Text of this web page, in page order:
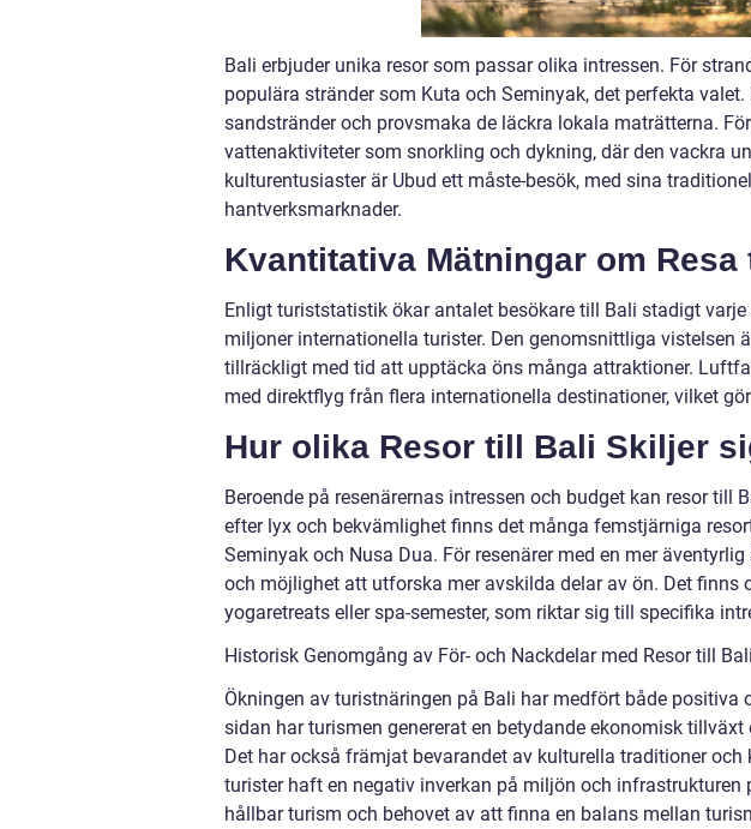
Bali erbjuder unika resor som passar olika intressen. För
populära stränder som Kuta och Seminyak, det perfekta
sandstränder och provsmaka de läckra lokala maträtterna.
vattenaktiviteter som snorkling och dykning, där den vackra
kulturentusiaster är Ubud ett måste-besök, med sina
hantverksmarknader.
Kvantitativa Mätningar om Resa
Enligt turiststatistik ökar antalet besökare till Bali stadigt varje
miljoner internationella turister. Den genomsnittliga vistelsen
tillräckligt med tid att upptäcka öns många attraktioner.
med direktflyg från flera internationella destinationer, vilket
Hur olika Resor till Bali Skiljer
Beroende på resenärernas intressen och budget kan resor till
efter lyx och bekvämlighet finns det många femstjärniga
Seminyak och Nusa Dua. För resenärer med en mer
och möjlighet att utforska mer avskilda delar av ön. Det finns
yogaretreats eller spa-semester, som riktar sig till specifika
Historisk Genomgång av För- och Nackdelar med Resor till Bali
Ökningen av turistnäringen på Bali har medfört både positiva
sidan har turismen genererat en betydande ekonomisk
Det har också främjat bevarandet av kulturella traditioner
turister haft en negativ inverkan på miljön och
hållbar turism och behovet av att finna en balans mellan